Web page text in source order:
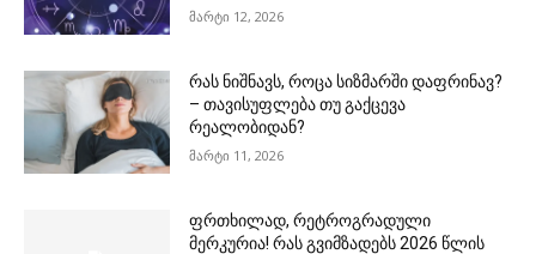
მარტი 12, 2026
რას ნიშნავს, როცა სიზმარში დაფრინავ?
– თავისუფლება თუ გაქცევა
რეალობიდან?
მარტი 11, 2026
ფრთხილად, რეტროგრადული
მერკურია! რას გვიმზადებს 2026 წლის